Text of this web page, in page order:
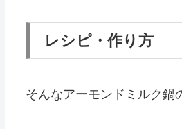
レシピ・作り方
そんなアーモンドミルク